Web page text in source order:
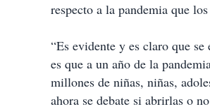
respecto a la pandemia que
“Es evidente y es claro que
es que a un año de la
millones de niñas, niñas,
ahora se debate si abrirlas o